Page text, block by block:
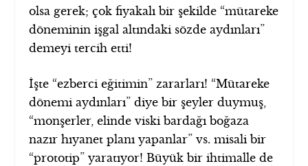
olsa gerek; çok fiyakalı bir şekilde “mütareke
döneminin işgal altındaki sözde aydınları”
demeyi tercih etti!
İşte “ezberci eğitimin” zararları! “Mütareke
dönemi aydınları” diye bir şeyler duymuş,
“monşerler, elinde viski bardağı boğaza
nazır hıyanet planı yapanlar” vs. misali bir
“prototip” yaratıyor! Büyük bir ihtimalle de